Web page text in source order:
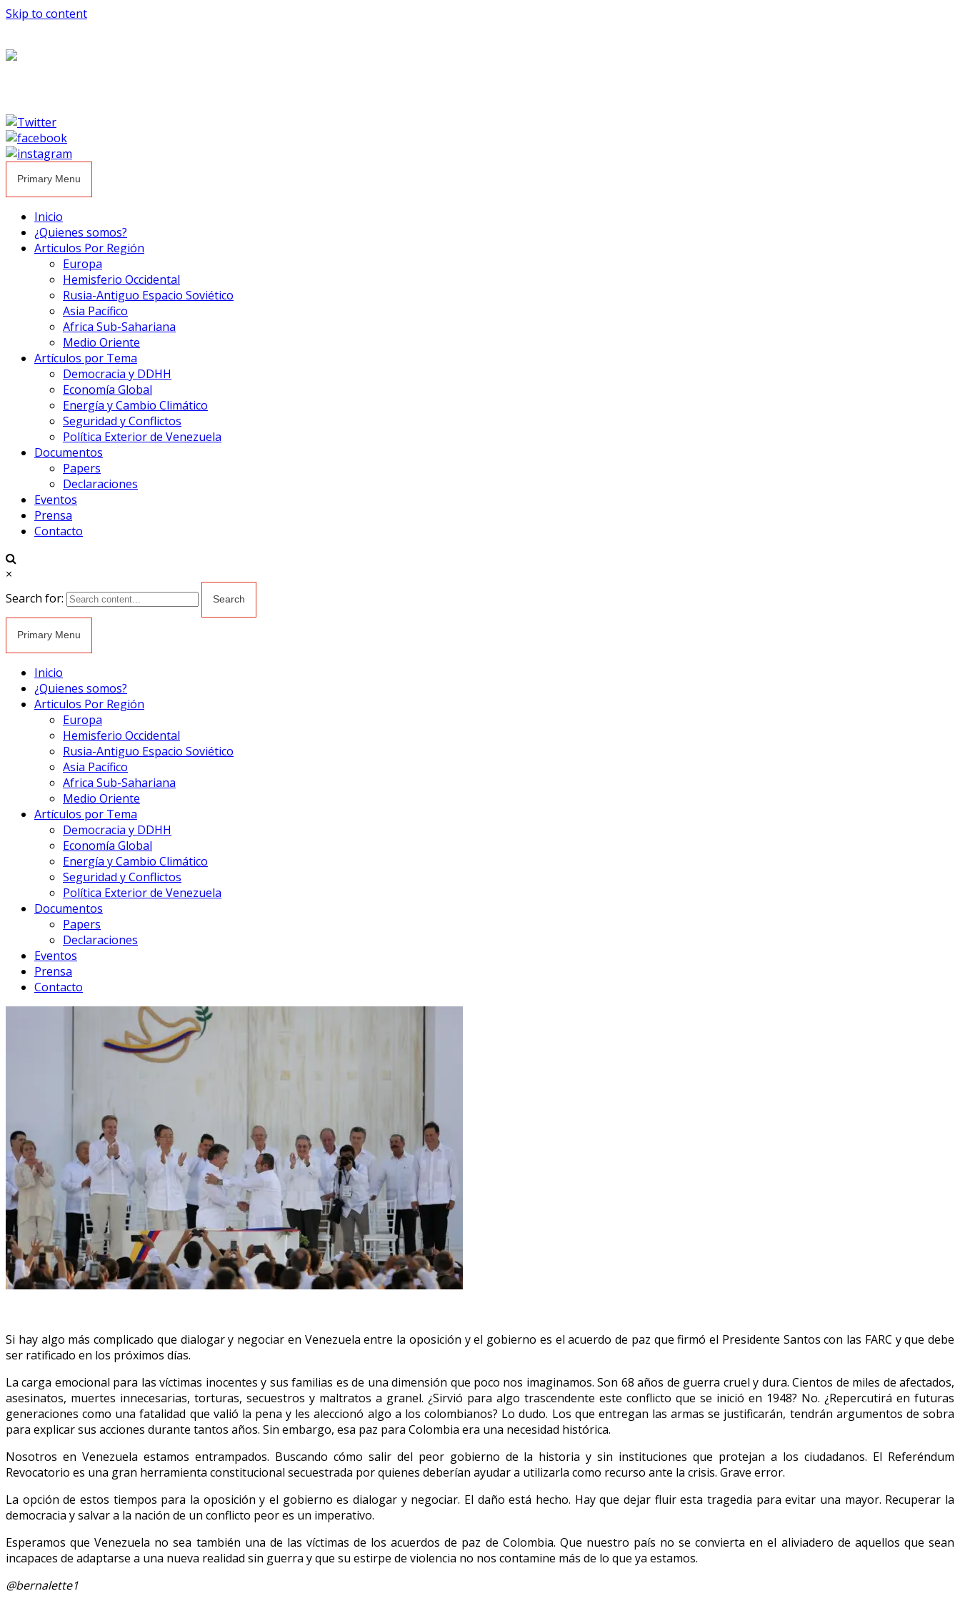
Skip to content
Primary Menu
Inicio
¿Quienes somos?
Articulos Por Región
Europa
Hemisferio Occidental
Rusia-Antiguo Espacio Soviético
Asia Pacífico
Africa Sub-Sahariana
Medio Oriente
Artículos por Tema
Democracia y DDHH
Economía Global
Energía y Cambio Climático
Seguridad y Conflictos
Política Exterior de Venezuela
Documentos
Papers
Declaraciones
Eventos
Prensa
Contacto
×
Search for:
Primary Menu
Inicio
¿Quienes somos?
Articulos Por Región
Europa
Hemisferio Occidental
Rusia-Antiguo Espacio Soviético
Asia Pacífico
Africa Sub-Sahariana
Medio Oriente
Artículos por Tema
Democracia y DDHH
Economía Global
Energía y Cambio Climático
Seguridad y Conflictos
Política Exterior de Venezuela
Documentos
Papers
Declaraciones
Eventos
Prensa
Contacto
Si hay algo más complicado que dialogar y negociar en Venezuela entre la oposición y el gobierno es el acuerdo de paz que firmó el Presidente Santos con las FARC y que debe
ser ratificado en los próximos días.
La carga emocional para las víctimas inocentes y sus familias es de una dimensión que poco nos imaginamos. Son 68 años de guerra cruel y dura. Cientos de miles de afectados,
asesinatos, muertes innecesarias, torturas, secuestros y maltratos a granel. ¿Sirvió para algo trascendente este conflicto que se inició en 1948? No. ¿Repercutirá en futuras
generaciones como una fatalidad que valió la pena y les aleccionó algo a los colombianos? Lo dudo. Los que entregan las armas se justificarán, tendrán argumentos de sobra
para explicar sus acciones durante tantos años. Sin embargo, esa paz para Colombia era una necesidad histórica.
Nosotros en Venezuela estamos entrampados. Buscando cómo salir del peor gobierno de la historia y sin instituciones que protejan a los ciudadanos. El Referéndum
Revocatorio es una gran herramienta constitucional secuestrada por quienes deberían ayudar a utilizarla como recurso ante la crisis. Grave error.
La opción de estos tiempos para la oposición y el gobierno es dialogar y negociar. El daño está hecho. Hay que dejar fluir esta tragedia para evitar una mayor. Recuperar la
democracia y salvar a la nación de un conflicto peor es un imperativo.
Esperamos que Venezuela no sea también una de las víctimas de los acuerdos de paz de Colombia. Que nuestro país no se convierta en el aliviadero de aquellos que sean
incapaces de adaptarse a una nueva realidad sin guerra y que su estirpe de violencia no nos contamine más de lo que ya estamos.
@bernalette1